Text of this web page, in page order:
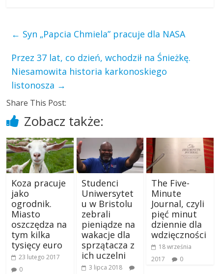
← Syn „Papcia Chmiela” pracuje dla NASA
Przez 37 lat, co dzień, wchodził na Śnieżkę.
Niesamowita historia karkonoskiego
listonosza →
Share This Post:
Zobacz także:
Koza pracuje
jako
ogrodnik.
Miasto
oszczędza na
tym kilka
tysięcy euro
23 lutego 2017
0
Studenci
Uniwersytet
u w Bristolu
zebrali
pieniądze na
wakacje dla
sprzątacza z
ich uczelni
3 lipca 2018
The Five-
Minute
Journal, czyli
pięć minut
dziennie dla
wdzięczności
18 września
2017
0